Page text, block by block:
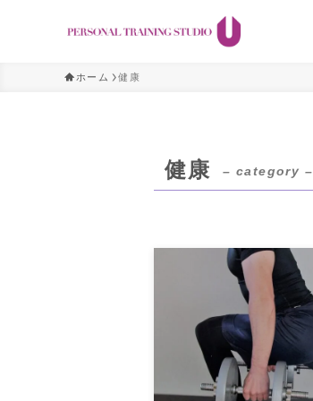
ホーム 健康
健康 – category –